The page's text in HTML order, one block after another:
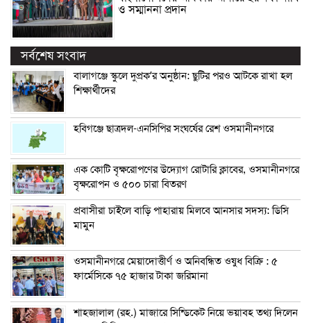
ও সম্মাননা প্রদান
সর্বশেষ সংবাদ
বালাগঞ্জে স্কুলে দুপ্রক’র অনুষ্ঠান: ছুটির পরও আটকে রাখা হল
শিক্ষার্থীদের
হবিগঞ্জে ছাত্রদল-এনসিপির সংঘর্ষের রেশ ওসমানীনগরে
এক কোটি বৃক্ষরোপণের উদ্যোগ রোটারি ক্লাবের, ওসমানীনগরে
বৃক্ষরোপন ও ৫০০ চারা বিতরণ
প্রবাসীরা চাইলে বাড়ি পাহারায় মিলবে আনসার সদস্য: ডিসি
মামুন
ওসমানীনগরে মেয়াদোত্তীর্ণ ও অনিবন্ধিত ওষুধ বিক্রি : ৫
ফার্মেসিকে ৭৫ হাজার টাকা জরিমানা
শাহজালাল (রহ.) মাজারে সিন্ডিকেট নিয়ে ভয়াবহ তথ্য দিলেন